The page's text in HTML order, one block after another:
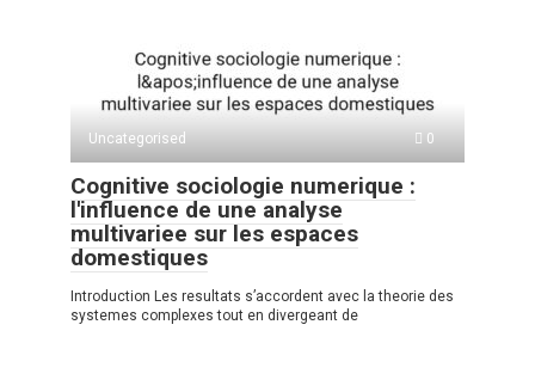
Uncategorised 0
Cognitive sociologie numerique :
l'influence de une analyse
multivariee sur les espaces
domestiques
Introduction Les resultats s’accordent avec la theorie des
systemes complexes tout en divergeant de